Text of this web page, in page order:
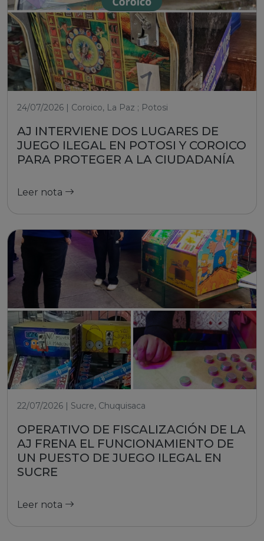
24/07/2026 | Coroico, La Paz ; Potosi
AJ INTERVIENE DOS LUGARES DE
JUEGO ILEGAL EN POTOSI Y COROICO
PARA PROTEGER A LA CIUDADANÍA
Leer nota
22/07/2026 | Sucre, Chuquisaca
OPERATIVO DE FISCALIZACIÓN DE LA
AJ FRENA EL FUNCIONAMIENTO DE
UN PUESTO DE JUEGO ILEGAL EN
SUCRE
Leer nota